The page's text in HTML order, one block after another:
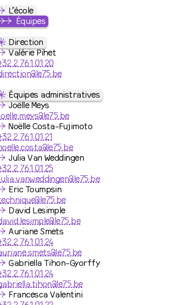
L’école
⇒ Équipes
Direction
Valérie Pihet
2 761 01 20
Équipes administratives
Joëlle Meys
Noëlle Costa-Fujimoto
2 761 01 21
Julia Van Weddingen
2 761 01 25
Eric Toumpsin
David Lesimple
Auriane Smets
2 761 01 24
Gabriella Tihon-Gyorffy
2 761 01 24
Francesca Valentini